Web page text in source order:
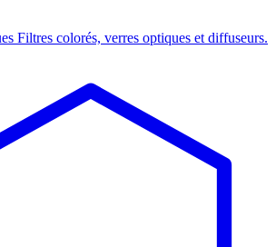
Filtres colorés, verres optiques et diffuseurs.